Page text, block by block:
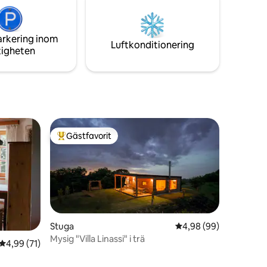
inom
Luftkonditionering
av 5 i genomsnittligt betyg, 71 omdömen
4,99 (71)
Populär gästfavorit
Gästfavorit
Stuga 4,98 av 5 i
4,98 (99)
Mysig "Villa Linassi" i trä